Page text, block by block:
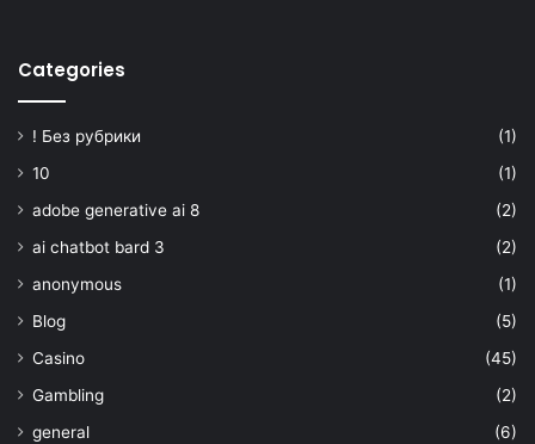
Categories
! Без рубрики
(1)
10
(1)
adobe generative ai 8
(2)
ai chatbot bard 3
(2)
anonymous
(1)
Blog
(5)
Casino
(45)
Gambling
(2)
general
(6)